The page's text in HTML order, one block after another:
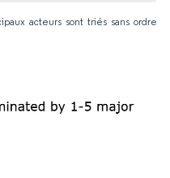
acteurs sont triés sans ordre